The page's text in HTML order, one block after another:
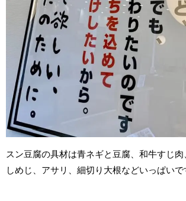
スン豆腐の具材は青ネギと豆腐、和牛すじ肉
しめじ、アサリ、細切り大根などいっぱいで